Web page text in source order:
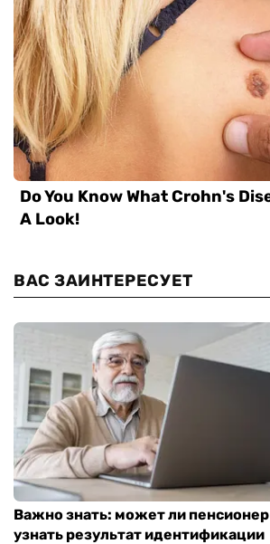
ВАС ЗАИНТЕРЕСУЕТ
Важно знать: может ли пенсионер
узнать результат идентификации